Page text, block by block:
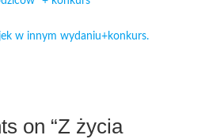
w innym wydaniu+konkurs.
on “Z życia